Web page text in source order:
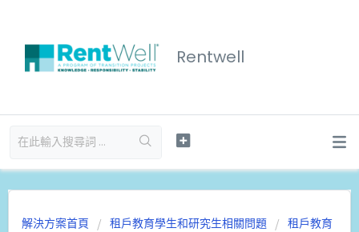
Rentwell
解決方案首頁 租戶教育學生和研究生相關問題
租戶教育